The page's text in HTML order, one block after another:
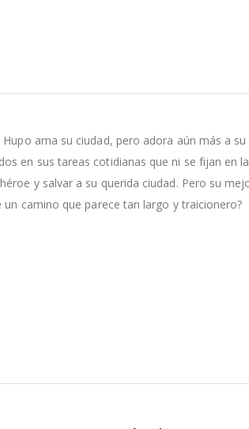
ama su ciudad, pero adora aún más a
en sus tareas cotidianas que ni se fijan en
y salvar a su querida ciudad. Pero su
camino que parece tan largo y traicionero?